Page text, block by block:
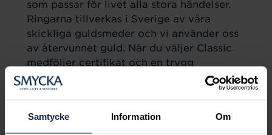
Samtycke Information Om
som passar för livet alla stora händelser.
Ringarna tillverkas i Sverige av våra
skickliga guldsmeder och vi använder oss
av återvunnet guld. När du väljer Classic
medföljer certifikat och en trygg
försäkring. Du har alla möjligheter att
sätta din egen personliga prägel på din
Boka ringprovning